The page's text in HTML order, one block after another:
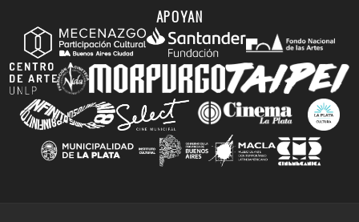
APOYAN